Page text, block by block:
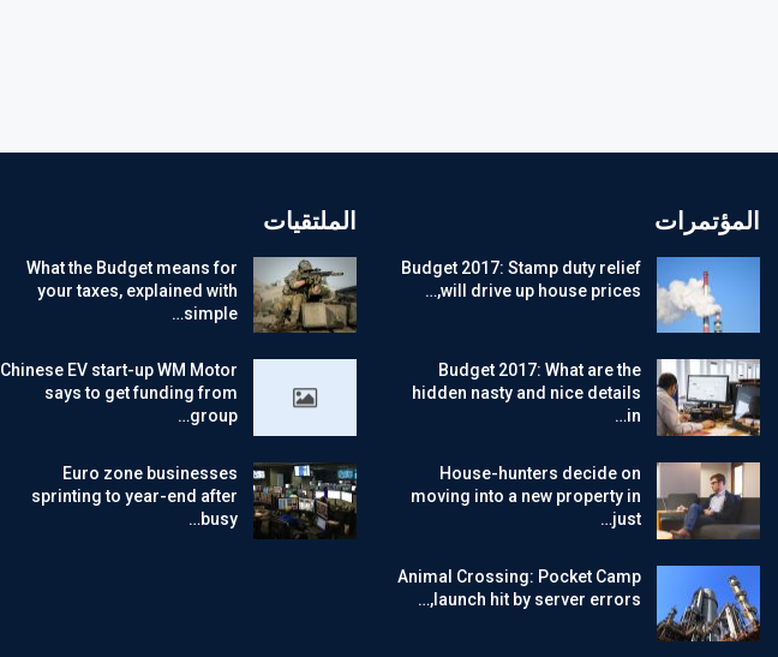
المؤتمرات
Budget 2017: Stamp duty relief
will drive up house prices,…
Budget 2017: What are the
hidden nasty and nice details
in…
House-hunters decide on
moving into a new property in
just…
Animal Crossing: Pocket Camp
launch hit by server errors,…
الملتقيات
What the Budget means for
your taxes, explained with
simple…
Chinese EV start-up WM Motor
says to get funding from
group…
Euro zone businesses
sprinting to year-end after
busy…